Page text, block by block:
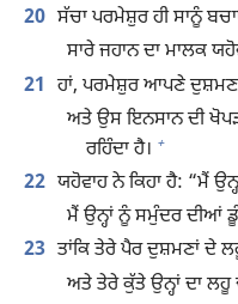
20 ਸੱਚਾ ਪਰਮੇਸ਼ੁਰ ਹੀ ਸਾਨੂੰ
ਸਾਰੇ ਜਹਾਨ ਦਾ ਮਾਲਕ
21 ਹਾਂ, ਪਰਮੇਸ਼ੁਰ ਆਪਣੇ
ਅਤੇ ਉਸ ਇਨਸਾਨ ਦੀ
ਰਹਿੰਦਾ ਹੈ। +
22 ਯਹੋਵਾਹ ਨੇ ਕਿਹਾ ਹੈ: “ਮੈਂ
ਮੈਂ ਉਨ੍ਹਾਂ ਨੂੰ ਸਮੁੰਦਰ ਦੀਆਂ
23 ਤਾਂਕਿ ਤੇਰੇ ਪੈਰ ਦੁਸ਼ਮਣਾਂ ਦੇ
ਅਤੇ ਤੇਰੇ ਕੁੱਤੇ ਉਨ੍ਹਾਂ ਦਾ ਲਹੂ